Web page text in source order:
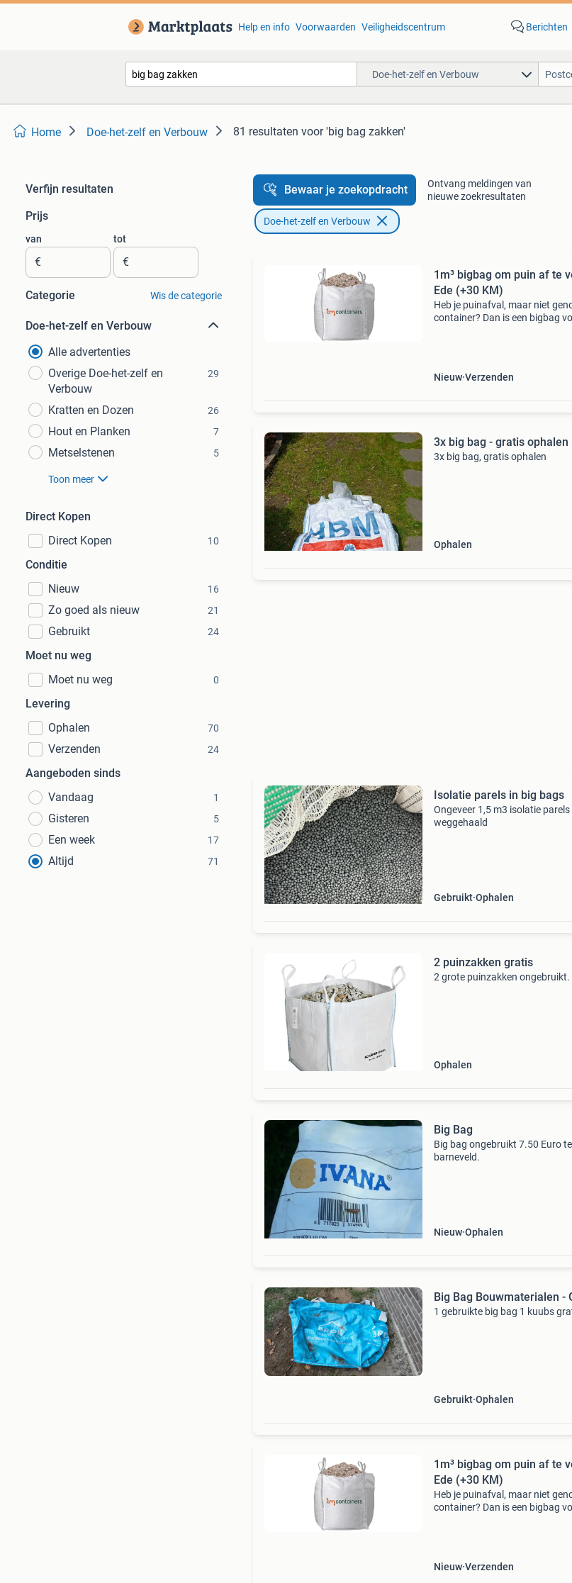
Help en info Voorwaarden Veiligheidscentrum Berichten
Doe-het-zelf en Verbouw
Home Doe-het-zelf en Verbouw 81 resultaten voor 'big bag zakken'
Verfijn resultaten
Prijs
van
€
tot
€
Categorie Wis de categorie
Doe-het-zelf en Verbouw
Alle advertenties
Overige Doe-het-zelf en
Verbouw
29
Kratten en Dozen 26
Hout en Planken 7
Metselstenen 5
Toon meer
Direct Kopen
Direct Kopen
10
Conditie
Nieuw
16
Zo goed als nieuw 21
Gebruikt 24
Moet nu weg
Moet nu weg
0
Levering
Ophalen
70
Verzenden 24
Aangeboden sinds
Vandaag
1
Gisteren 5
Een week 17
Altijd 71
Bewaar je zoekopdracht
Ontvang meldingen van
nieuwe zoekresultaten
Doe-het-zelf en Verbouw
1m³ bigbag om puin af te
Ede (+30 KM)
Heb je puinafval, maar niet
container? Dan is een bigbag
Nieuw Verzenden
3x big bag - gratis ophalen
3x big bag, gratis ophalen
Ophalen
Isolatie parels in big bags
Ongeveer 1,5 m3 isolatie
weggehaald
Gebruikt Ophalen
2 puinzakken gratis
2 grote puinzakken
Ophalen
Big Bag
Big bag ongebruikt 7.50 Euro
barneveld.
Nieuw Ophalen
Big Bag Bouwmaterialen -
1 gebruikte big bag 1 kuubs
Gebruikt Ophalen
1m³ bigbag om puin af te
Ede (+30 KM)
Heb je puinafval, maar niet
container? Dan is een bigbag
Nieuw Verzenden